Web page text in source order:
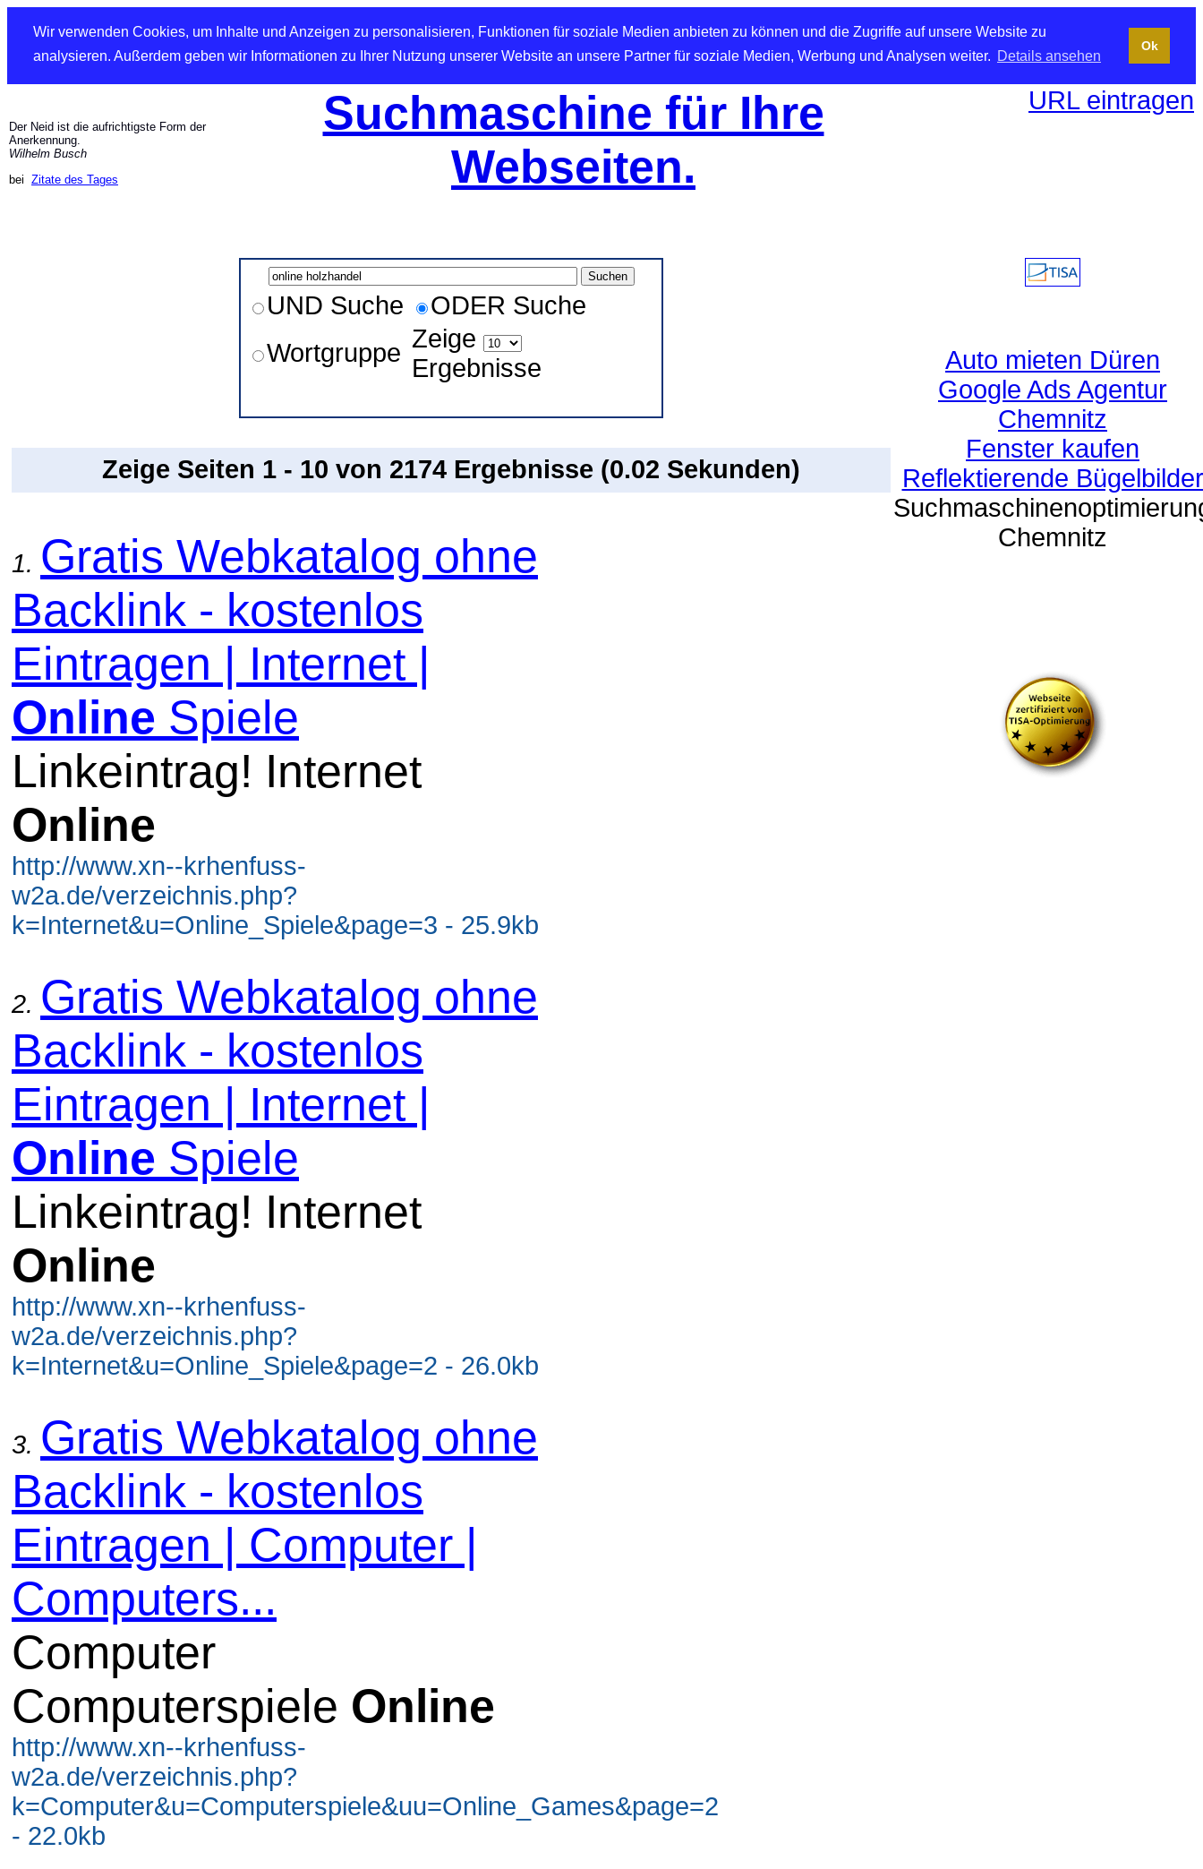
Wir verwenden Cookies, um Inhalte und Anzeigen zu personalisieren, Funktionen für soziale Medien anbieten zu können und die Zugriffe auf unsere Website zu
analysieren. Außerdem geben wir Informationen zu Ihrer Nutzung unserer Website an unsere Partner für soziale Medien, Werbung und Analysen weiter. Details ansehen
Ok
Der Neid ist die aufrichtigste Form der
Anerkennung.
Wilhelm Busch
bei Zitate des Tages
Suchmaschine für Ihre
Webseiten.
URL eintragen
UND Suche
ODER Suche
Wortgruppe Zeige
Ergebnisse
Zeige Seiten 1 - 10 von 2174 Ergebnisse (0.02 Sekunden)
1. Gratis Webkatalog ohne
Backlink - kostenlos
Eintragen | Internet |
Online Spiele
Linkeintrag! Internet
Online
http://www.xn--krhenfuss-
w2a.de/verzeichnis.php?
k=Internet&u=Online_Spiele&page=3 - 25.9kb
2. Gratis Webkatalog ohne
Backlink - kostenlos
Eintragen | Internet |
Online Spiele
Linkeintrag! Internet
Online
http://www.xn--krhenfuss-
w2a.de/verzeichnis.php?
k=Internet&u=Online_Spiele&page=2 - 26.0kb
3. Gratis Webkatalog ohne
Backlink - kostenlos
Eintragen | Computer |
Computers...
Computer
Computerspiele Online
http://www.xn--krhenfuss-
w2a.de/verzeichnis.php?
k=Computer&u=Computerspiele&uu=Online_Games&page=2
- 22.0kb
Auto mieten Düren
Google Ads Agentur
Chemnitz
Fenster kaufen
Reflektierende Bügelbilder
Chemnitz